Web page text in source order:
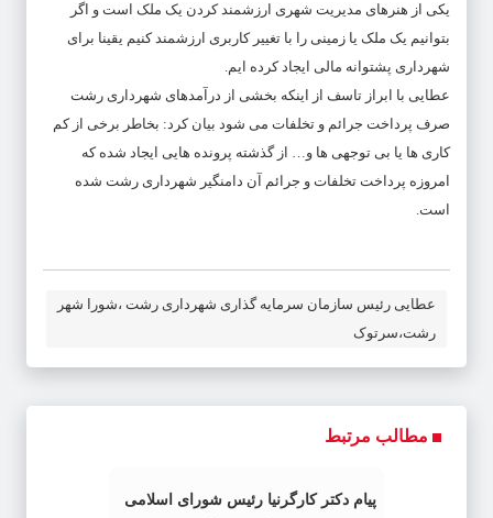
یکی از هنرهای مدیریت شهری ارزشمند کردن یک ملک است و اگر
بتوانیم یک ملک یا زمینی را با تغییر کاربری ارزشمند کنیم یقینا برای
شهرداری پشتوانه مالی ایجاد کرده ایم.
عطایی با ابراز تاسف از اینکه بخشی از درآمدهای شهرداری رشت
صرف پرداخت جرائم و تخلفات می شود بیان کرد: بخاطر برخی از کم
کاری ها یا بی توجهی ها و… از گذشته پرونده هایی ایجاد شده که
امروزه پرداخت تخلفات و جرائم آن دامنگیر شهرداری رشت شده
است.
عطایی رئیس سازمان سرمایه گذاری شهرداری رشت ،شورا شهر
رشت،سرتوک
مطالب مرتبط
پیام دکتر کارگرنیا رئیس شورای اسلامی